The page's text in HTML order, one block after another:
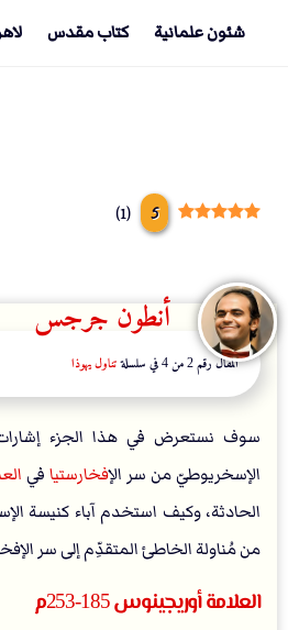
شئون علمانية كتاب مقدس
5
(
1
)
أنطون جرجس
المقال رقم 2 من 4 في سلسلة تناول يهوذا
سوف نستعرض في هذا الجزء إشارات
الإسخريوطيّ من سر الإفخارستيا في
الحادثة، وكيف استخدم آباء كنيسة
من مُناولة الخاطئ المتقدِّم إلى سر
العلامة أوريجينوس 185-253م